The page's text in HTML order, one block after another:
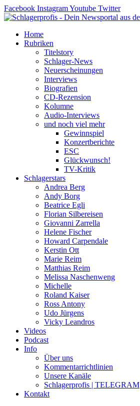
Zum
Inhalt
Facebook InstagramYoutube Twitter
Home
Rubriken
Titelstory
Schlager-News
Neuerscheinungen
Interviews
Biografien
CD-Rezension
Kolumne
Audio-Interviews
und noch viel mehr
Gewinnspiel
Konzertberichte
ESC
Glückwunsch!
TV-Kritik
Schlagerstars
Andrea Berg
Andy Borg
Beatrice Egli
Florian Silbereisen
Giovanni Zarrella
Helene Fischer
Howard Carpendale
Kerstin Ott
Marie Reim
Matthias Reim
Melissa Naschenweng
Michelle
Roland Kaiser
Ross Antony
Udo Jürgens
Vicky Leandros
Videos
Podcast
Info
Über uns
Kommentarrichtlinien
Unsere Kanäle
Schlagerprofis | TELEGRAM
Kontakt